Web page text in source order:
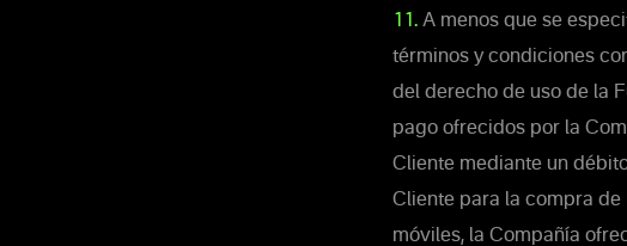
11. A menos que se
términos y condiciones
del derecho de uso de la
pago ofrecidos por la
Cliente mediante un
Cliente para la compra
móviles, la Compañía